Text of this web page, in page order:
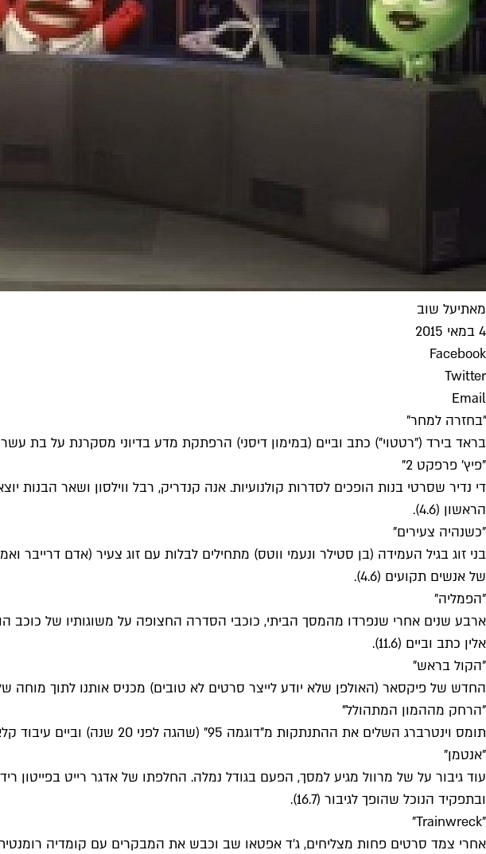
מאתיעל שוב
4 במאי 2015
Facebook
Twitter
Email
"בחזרה למחר"
בראד בירד ("רטטוי") כתב וביים (במימון דיסני) הרפתקת מדע בדיוני מסקרנת על בת עשרה
"פיץ' פרפקט 2"
די נדיר שסרטי בנות הופכים לסדרות קולנועיות. אנה קנדריק, רבל ווילסון ושאר
הראשון (4.6).
"כשנהיה צעירים"
בני זוג בגיל העמידה (בן סטילר ונעמי ווטס) מתחילים לבלות עם זוג צעיר (אדם דרייבר
של אנשים תקועים (4.6).
"הפמליה"
ארבע שנים אחרי שנפרדו מהמסך הביתי, כוכבי הסדרה החצופה על משוגותיו של כוכב
אלין כתב וביים (11.6).
"הקול בראש"
החדש של פיקסאר (האולפן שלא יודע לייצר סרטים לא טובים) מכניס אותנו לתוך מוחה של
"הרחק מההמון המתהולל"
תומס וינטרברג השלים את ההתנתקות מ"דוגמה 95" (שהגה לפני 20 שנה) וביים עיבוד קלאסי ומרהיב עין לרומן הוויקטוריאני מאת תומס הארדי על בת כפר (קרי מליגן) ושלושת מחזריה (9.7).
"אנטמן"
עוד גיבור על של מרוול מגיע למסך, הפעם בגודל נמלה. החלפתו של אדגר רייט
ובתפקיד הנוכל שהופך לגיבור (16.7).
"Trainwreck"
אחרי צמד סרטים פחות מצליחים, ג'ד אפטאו שב וכבש את המבקרים עם קומדיה